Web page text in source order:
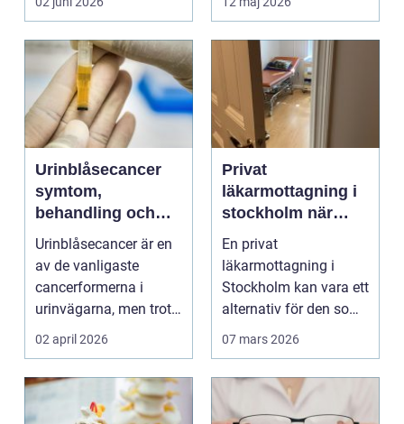
Urinblåsecancer
symtom,
behandling och
livet efter
diagnosen
Urinblåsecancer är en
av de vanligaste
cancerformerna i
urinvägarna, men trots
det hamnar den ofta
02 april 2026
Privat
läkarmottagning i
stockholm när
personlig vård och
specialistkunskap
är viktig
En privat
läkarmottagning i
Stockholm kan vara ett
alternativ för den som
vill ha snabb tillgång
07 mars 2026